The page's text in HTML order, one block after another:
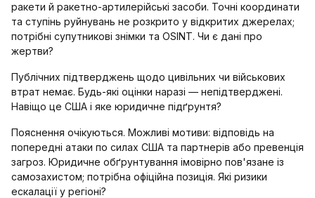
ракети й ракетно-артилерійські засоби. Точні координати
та ступінь руйнувань не розкрито у відкритих джерелах;
потрібні супутникові знімки та OSINT. Чи є дані про
жертви?
Публічних підтверджень щодо цивільних чи військових
втрат немає. Будь-які оцінки наразі — непідтверджені.
Навіщо це США і яке юридичне підґрунтя?
Пояснення очікуються. Можливі мотиви: відповідь на
попередні атаки по силах США та партнерів або превенція
загроз. Юридичне обґрунтування імовірно пов'язане із
самозахистом; потрібна офіційна позиція. Які ризики
ескалації у регіоні?